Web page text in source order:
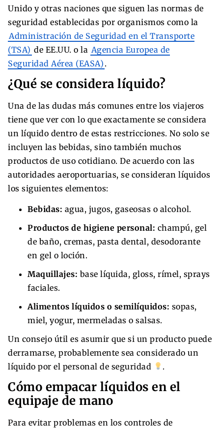
Unido y otras naciones que siguen las normas de
seguridad establecidas por organismos como la
Administración de Seguridad en el Transporte
(TSA) de EE.UU. o la Agencia Europea de
Seguridad Aérea (EASA) .
¿Qué se considera líquido?
Una de las dudas más comunes entre los viajeros
tiene que ver con lo que exactamente se considera
un líquido dentro de estas restricciones. No solo se
incluyen las bebidas, sino también muchos
productos de uso cotidiano. De acuerdo con las
autoridades aeroportuarias, se consideran líquidos
los siguientes elementos:
Bebidas: agua, jugos, gaseosas o alcohol.
Productos de higiene personal: champú, gel
de baño, cremas, pasta dental, desodorante
en gel o loción.
Maquillajes: base líquida, gloss, rímel, sprays
faciales.
Alimentos líquidos o semilíquidos: sopas,
miel, yogur, mermeladas o salsas.
Un consejo útil es asumir que si un producto puede
derramarse, probablemente sea considerado un
líquido por el personal de seguridad
.
Cómo empacar líquidos en el
equipaje de mano
Para evitar problemas en los controles de